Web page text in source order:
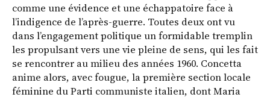
comme une évidence et une échappatoire face à
l’indigence de l’après-guerre. Toutes deux ont vu
dans l’engagement politique un formidable tremplin
les propulsant vers une vie pleine de sens, qui les fait
se rencontrer au milieu des années 1960. Concetta
anime alors, avec fougue, la première section locale
féminine du Parti communiste italien, dont Maria